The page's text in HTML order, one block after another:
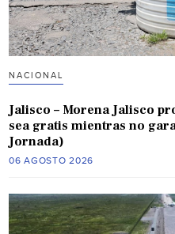
NACIONAL
Jalisco – Morena Jalisco
sea gratis mientras no
Jornada)
06 AGOSTO 2026